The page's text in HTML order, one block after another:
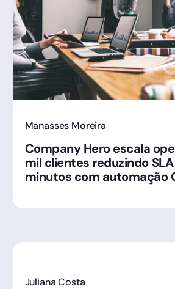
Manasses Moreira
Company Hero escala
mil clientes reduzindo
minutos com automação
Juliana Costa